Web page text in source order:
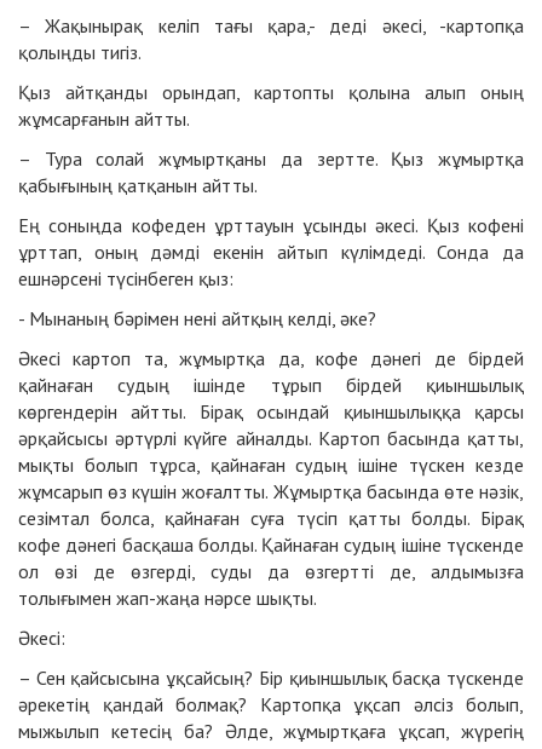
– Жақынырақ келіп тағы қара,- деді әкесі, -картопқа
қолыңды тигіз.
Қыз айтқанды орындап, картопты қолына алып оның
жұмсарғанын айтты.
– Тура солай жұмыртқаны да зертте. Қыз жұмыртқа
қабығының қатқанын айтты.
Ең соныңда кофеден ұрттауын ұсынды әкесі. Қыз кофені
ұрттап, оның дәмді екенін айтып күлімдеді. Сонда да
ешнәрсені түсінбеген қыз:
- Мынаның бәрімен нені айтқың келді, әке?
Әкесі картоп та, жұмыртқа да, кофе дәнегі де бірдей
қайнаған судың ішінде тұрып бірдей қиыншылық
көргендерін айтты. Бірақ осындай қиыншылыққа қарсы
әрқайсысы әртүрлі күйге айналды. Картоп басында қатты,
мықты болып тұрса, қайнаған судың ішіне түскен кезде
жұмсарып өз күшін жоғалтты. Жұмыртқа басында өте нәзік,
сезімтал болса, қайнаған суға түсіп қатты болды. Бірақ
кофе дәнегі басқаша болды. Қайнаған судың ішіне түскенде
ол өзі де өзгерді, суды да өзгертті де, алдымызға
толығымен жап-жаңа нәрсе шықты.
Әкесі:
– Сен қайсысына ұқсайсың? Бір қиыншылық басқа түскенде
әрекетің қандай болмақ? Картопқа ұқсап әлсіз болып,
мыжылып кетесің ба? Әлде, жұмыртқаға ұқсап, жүрегің